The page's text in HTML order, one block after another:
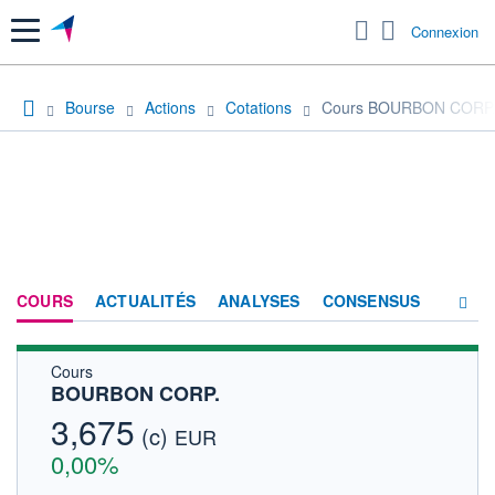
Menu Connexion
Bourse Actions Cotations Cours BOURBON CORP.
COURS ACTUALITÉS ANALYSES CONSENSUS
Cours
BOURBON CORP.
3,675 (c) EUR
0,00%